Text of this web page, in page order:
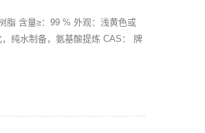
脂 含量≥：99 % 外观：浅黄色或
纯水制备，氨基酸提炼 CAS： 牌